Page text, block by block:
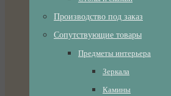
Производство под заказ
Сопутствующие товары
Предметы интерьера
Зеркала
Камины